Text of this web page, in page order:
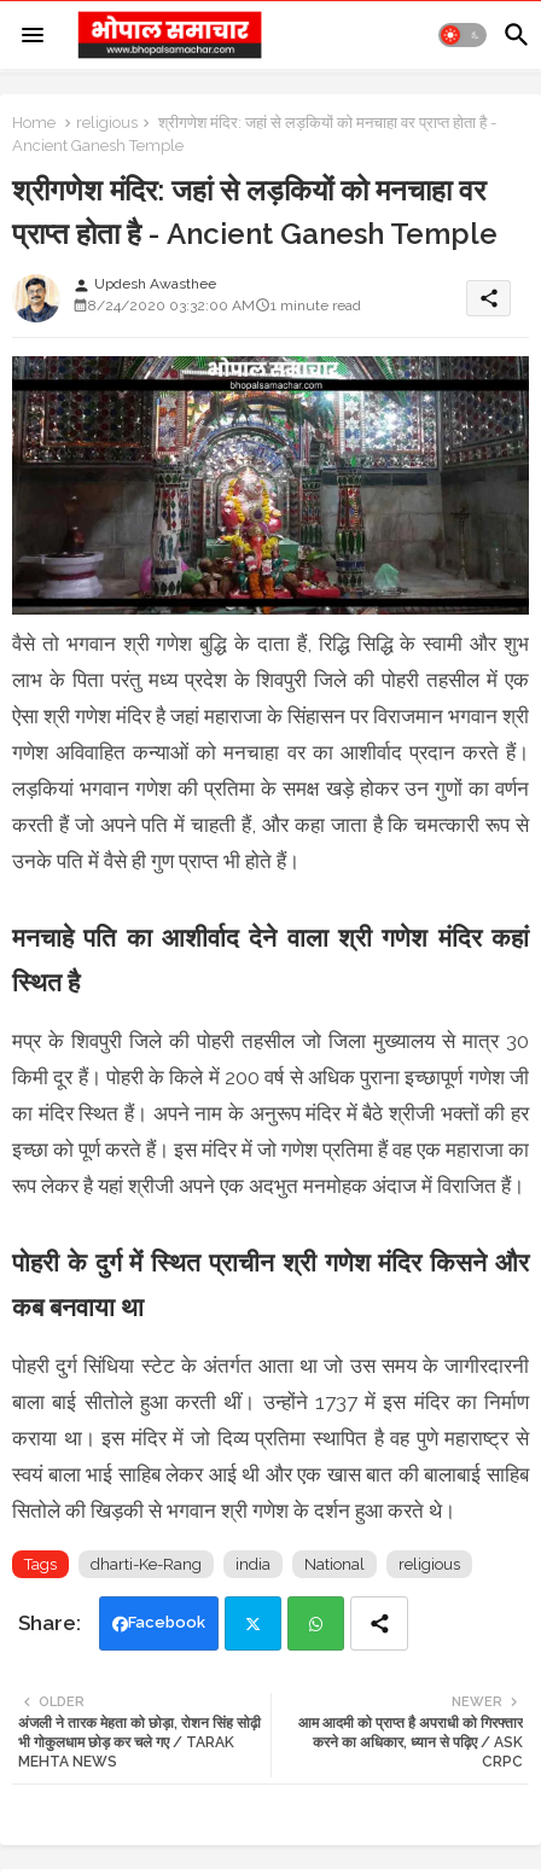
Home religious
श्रीगणेश मंदिर: जहां से लड़कियों को मनचाहा वर प्राप्त होता है -
Ancient Ganesh Temple
श्रीगणेश मंदिर: जहां से लड़कियों को मनचाहा वर
प्राप्त होता है - Ancient Ganesh Temple
person Updesh Awasthee
8/24/2020 03:32:00 AM
1 minute read share
वैसे तो भगवान श्री गणेश बुद्धि के दाता हैं, रिद्धि सिद्धि के स्वामी और शुभ
लाभ के पिता परंतु मध्य प्रदेश के शिवपुरी जिले की पोहरी तहसील में एक
ऐसा श्री गणेश मंदिर है जहां महाराजा के सिंहासन पर विराजमान भगवान श्री
गणेश अविवाहित कन्याओं को मनचाहा वर का आशीर्वाद प्रदान करते हैं।
लड़कियां भगवान गणेश की प्रतिमा के समक्ष खड़े होकर उन गुणों का वर्णन
करती हैं जो अपने पति में चाहती हैं, और कहा जाता है कि चमत्कारी रूप से
उनके पति में वैसे ही गुण प्राप्त भी होते हैं।
मनचाहे पति का आशीर्वाद देने वाला श्री गणेश मंदिर कहां
स्थित है
मप्र के शिवपुरी जिले की पोहरी तहसील जो जिला मुख्यालय से मात्र 30
किमी दूर हैं। पोहरी के किले में 200 वर्ष से अधिक पुराना इच्छापूर्ण गणेश जी
का मंदिर स्थित हैं। अपने नाम के अनुरूप मंदिर में बैठे श्रीजी भक्तों की हर
इच्छा को पूर्ण करते हैं। इस मंदिर में जो गणेश प्रतिमा हैं वह एक महाराजा का
रूप लेकर है यहां श्रीजी अपने एक अदभुत मनमोहक अंदाज में विराजित हैं।
पोहरी के दुर्ग में स्थित प्राचीन श्री गणेश मंदिर किसने और
कब बनवाया था
पोहरी दुर्ग सिंधिया स्टेट के अंतर्गत आता था जो उस समय के जागीरदारनी
बाला बाई सीतोले हुआ करती थीं। उन्होंने 1737 में इस मंदिर का निर्माण
कराया था। इस मंदिर में जो दिव्य प्रतिमा स्थापित है वह पुणे महाराष्ट्र से
स्वयं बाला भाई साहिब लेकर आई थी और एक खास बात की बालाबाई साहिब
सितोले की खिड़की से भगवान श्री गणेश के दर्शन हुआ करते थे।
Tags dharti-Ke-Rang india National religious
Facebook
tte ats
NEWER
आम आदमी को प्राप्त है अपराधी को गिरफ्तार
करने का अधिकार, ध्यान से पढ़िए / ASK
CRPC
OLDER
अंजली ने तारक मेहता को छोड़ा, रोशन सिंह सोढ़ी
भी गोकुलधाम छोड़ कर चले गए / TARAK
MEHTA NEWS